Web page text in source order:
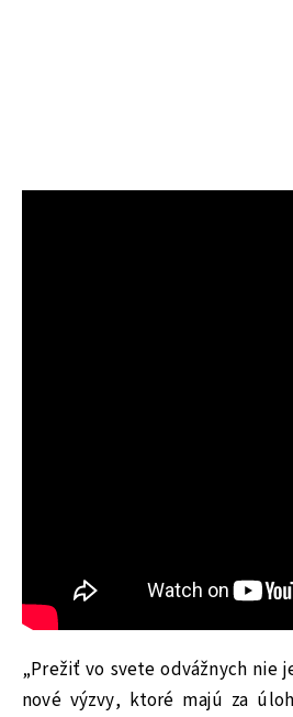
„Prežiť vo svete odvážnych nie
nové výzvy, ktoré majú za